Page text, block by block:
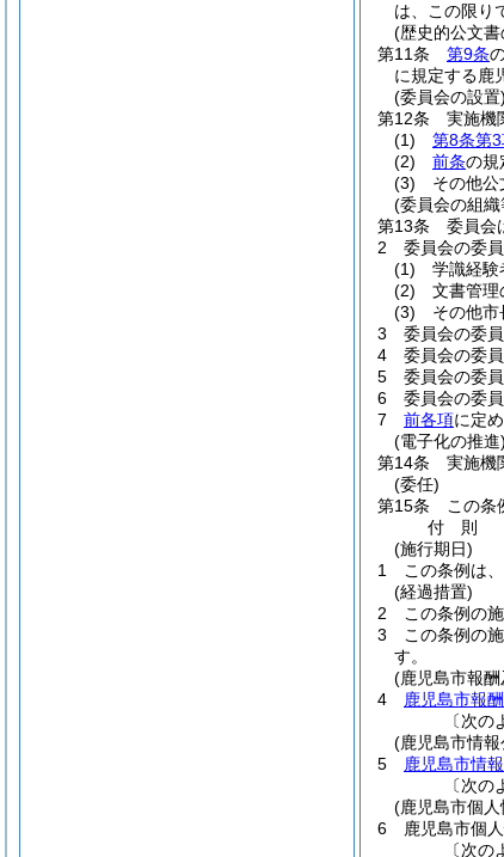
は、この限り
(歴史的公文書
第11条
第9条
に規定する鹿
(委員会の設置)
第12条
実施機
(1)
第8条第
(2)
前条の規
(3)
その他
(委員会の組織
第13条
委員会
2
委員会の委員
(1)
学識経験
(2)
文書管理
(3)
その他
3
委員会の委
4
委員会の委
5
委員会の委
6
委員会の委
7
前各項に定
(電子化の推進)
第14条
実施機
(委任)
第15条
この条
付 則
(施行期日)
1
この条例は
(経過措置)
2
この条例の
3
この条例の
す。
(鹿児島市報
4
鹿児島市報
〔次の
(鹿児島市情
5
鹿児島市情
〔次の
(鹿児島市個
6
鹿児島市個
〔次の